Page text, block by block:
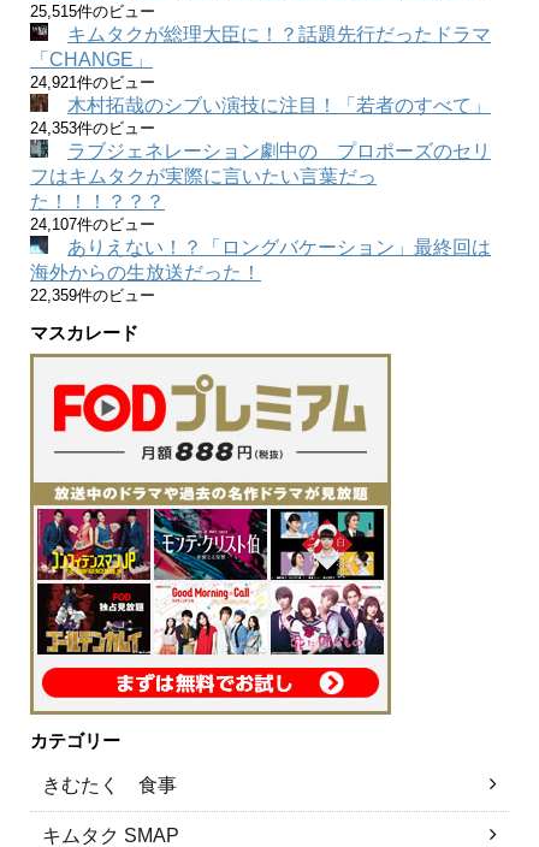
25,515件のビュー
キムタクが総理大臣に！？話題先行だったドラマ
「CHANGE」
24,921件のビュー
木村拓哉のシブい演技に注目！「若者のすべて」
24,353件のビュー
ラブジェネレーション劇中の プロポーズのセリ
フはキムタクが実際に言いたい言葉だっ
た！！！？？？
24,107件のビュー
ありえない！？「ロングバケーション」最終回は
海外からの生放送だった！
22,359件のビュー
マスカレード
カテゴリー
きむたく 食事
キムタク SMAP